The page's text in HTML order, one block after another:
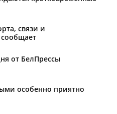
связи и
от БелПрессы
особенно приятно